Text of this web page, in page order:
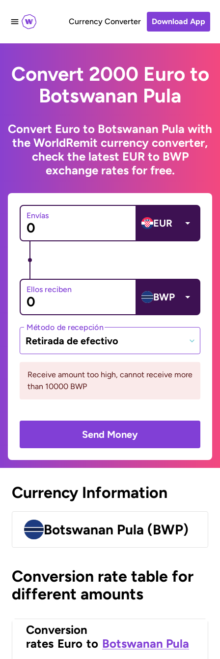
Currency Converter Download App
Convert 2000 Euro to
Botswanan Pula
Convert Euro to Botswanan Pula with
the WorldRemit currency converter,
check the latest EUR to BWP
exchange rates for free.
Envías
EUR
Ellos reciben
BWP
Método de recepción
Retirada de efectivo
Receive amount too high, cannot receive more
than 10000 BWP
Send Money
Currency Information
Botswanan Pula (BWP)
Conversion rate table for
different amounts
Conversion
rates Euro to Botswanan Pula